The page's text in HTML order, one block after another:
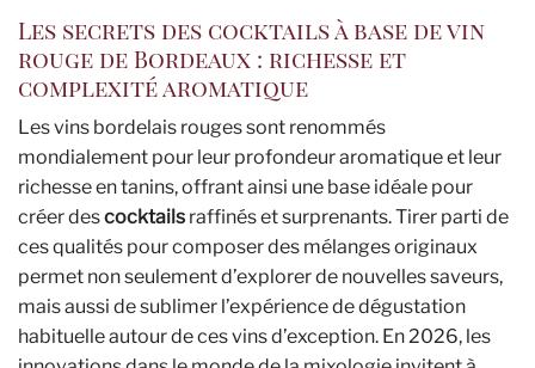
Les secrets des cocktails à base de vin
rouge de Bordeaux : richesse et
complexité aromatique
Les vins bordelais rouges sont renommés
mondialement pour leur profondeur aromatique et leur
richesse en tanins, offrant ainsi une base idéale pour
créer descocktails raffinés et surprenants. Tirer parti de
ces qualités pour composer des mélanges originaux
permet non seulement d’explorer de nouvelles saveurs,
mais aussi de sublimer l’expérience de dégustation
habituelle autour de ces vins d’exception. En 2026, les